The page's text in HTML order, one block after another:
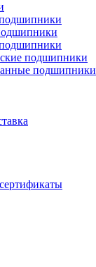
подшипники
подшипники